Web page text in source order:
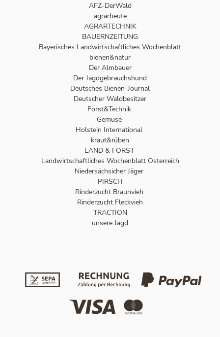
AFZ-DerWald
agrarheute
AGRARTECHNIK
BAUERNZEITUNG
Bayerisches Landwirtschaftliches Wochenblatt
bienen&natur
Der Almbauer
Der Jagdgebrauchshund
Deutsches Bienen-Journal
Deutscher Waldbesitzer
Forst&Technik
Gemüse
Holstein International
kraut&rüben
LAND & FORST
Landwirtschaftliches Wochenblatt Österreich
Niedersächsicher Jäger
PIRSCH
Rinderzucht Braunvieh
Rinderzucht Fleckvieh
TRACTION
unsere Jagd